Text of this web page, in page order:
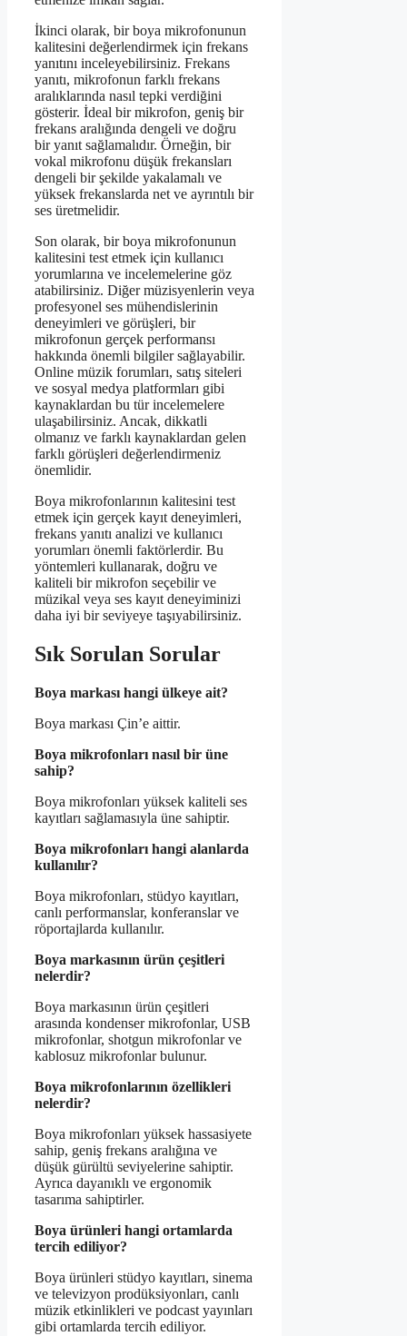
İkinci olarak, bir boya mikrofonunun
kalitesini değerlendirmek için frekans
yanıtını inceleyebilirsiniz. Frekans
yanıtı, mikrofonun farklı frekans
aralıklarında nasıl tepki verdiğini
gösterir. İdeal bir mikrofon, geniş bir
frekans aralığında dengeli ve doğru
bir yanıt sağlamalıdır. Örneğin, bir
vokal mikrofonu düşük frekansları
dengeli bir şekilde yakalamalı ve
yüksek frekanslarda net ve ayrıntılı bir
ses üretmelidir.
Son olarak, bir boya mikrofonunun
kalitesini test etmek için kullanıcı
yorumlarına ve incelemelerine göz
atabilirsiniz. Diğer müzisyenlerin veya
profesyonel ses mühendislerinin
deneyimleri ve görüşleri, bir
mikrofonun gerçek performansı
hakkında önemli bilgiler sağlayabilir.
Online müzik forumları, satış siteleri
ve sosyal medya platformları gibi
kaynaklardan bu tür incelemelere
ulaşabilirsiniz. Ancak, dikkatli
olmanız ve farklı kaynaklardan gelen
farklı görüşleri değerlendirmeniz
önemlidir.
Boya mikrofonlarının kalitesini test
etmek için gerçek kayıt deneyimleri,
frekans yanıtı analizi ve kullanıcı
yorumları önemli faktörlerdir. Bu
yöntemleri kullanarak, doğru ve
kaliteli bir mikrofon seçebilir ve
müzikal veya ses kayıt deneyiminizi
daha iyi bir seviyeye taşıyabilirsiniz.
Sık Sorulan Sorular
Boya markası hangi ülkeye ait?
Boya markası Çin’e aittir.
Boya mikrofonları nasıl bir üne
sahip?
Boya mikrofonları yüksek kaliteli ses
kayıtları sağlamasıyla üne sahiptir.
Boya mikrofonları hangi alanlarda
kullanılır?
Boya mikrofonları, stüdyo kayıtları,
canlı performanslar, konferanslar ve
röportajlarda kullanılır.
Boya markasının ürün çeşitleri
nelerdir?
Boya markasının ürün çeşitleri
arasında kondenser mikrofonlar, USB
mikrofonlar, shotgun mikrofonlar ve
kablosuz mikrofonlar bulunur.
Boya mikrofonlarının özellikleri
nelerdir?
Boya mikrofonları yüksek hassasiyete
sahip, geniş frekans aralığına ve
düşük gürültü seviyelerine sahiptir.
Ayrıca dayanıklı ve ergonomik
tasarıma sahiptirler.
Boya ürünleri hangi ortamlarda
tercih ediliyor?
Boya ürünleri stüdyo kayıtları, sinema
ve televizyon prodüksiyonları, canlı
müzik etkinlikleri ve podcast yayınları
gibi ortamlarda tercih ediliyor.